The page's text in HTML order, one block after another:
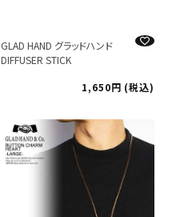
GLAD HAND グラッドハンド
DIFFUSER STICK
1,650
税込